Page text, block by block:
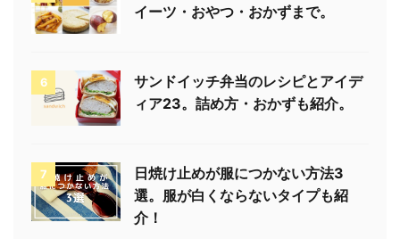
イーツ・おやつ・おかずまで。
6
サンドイッチ弁当のレシピとアイデ
ィア23。詰め方・おかずも紹介。
7
日焼け止めが服につかない方法3
選。服が白くならないタイプも紹
介！